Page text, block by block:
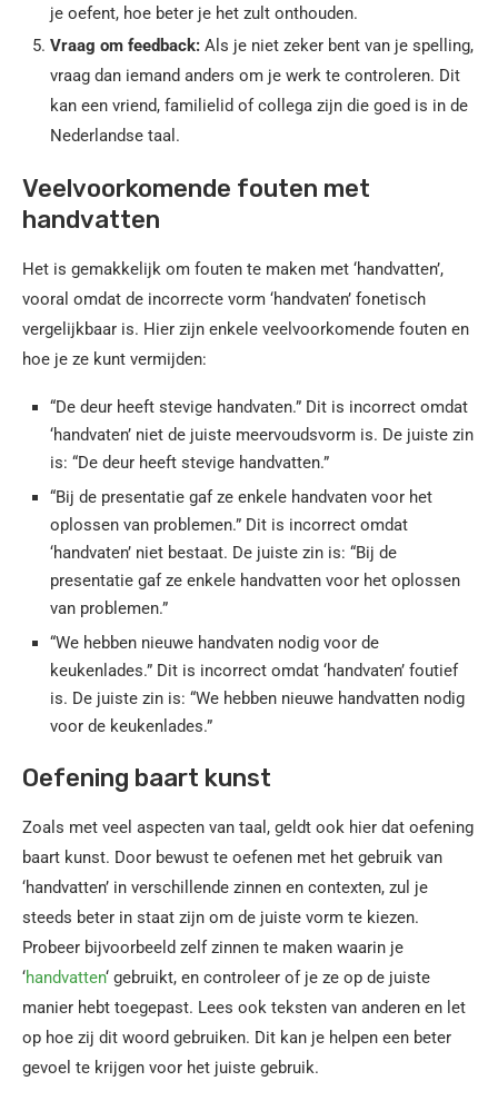
je oefent, hoe beter je het zult onthouden.
Vraag om feedback: Als je niet zeker bent van je spelling,
vraag dan iemand anders om je werk te controleren. Dit
kan een vriend, familielid of collega zijn die goed is in de
Nederlandse taal.
Veelvoorkomende fouten met
handvatten
Het is gemakkelijk om fouten te maken met ‘handvatten’,
vooral omdat de incorrecte vorm ‘handvaten’ fonetisch
vergelijkbaar is. Hier zijn enkele veelvoorkomende fouten en
hoe je ze kunt vermijden:
“De deur heeft stevige handvaten.” Dit is incorrect omdat
‘handvaten’ niet de juiste meervoudsvorm is. De juiste zin
is: “De deur heeft stevige handvatten.”
“Bij de presentatie gaf ze enkele handvaten voor het
oplossen van problemen.” Dit is incorrect omdat
‘handvaten’ niet bestaat. De juiste zin is: “Bij de
presentatie gaf ze enkele handvatten voor het oplossen
van problemen.”
“We hebben nieuwe handvaten nodig voor de
keukenlades.” Dit is incorrect omdat ‘handvaten’ foutief
is. De juiste zin is: “We hebben nieuwe handvatten nodig
voor de keukenlades.”
Oefening baart kunst
Zoals met veel aspecten van taal, geldt ook hier dat oefening
baart kunst. Door bewust te oefenen met het gebruik van
‘handvatten’ in verschillende zinnen en contexten, zul je
steeds beter in staat zijn om de juiste vorm te kiezen.
Probeer bijvoorbeeld zelf zinnen te maken waarin je
‘handvatten‘ gebruikt, en controleer of je ze op de juiste
manier hebt toegepast. Lees ook teksten van anderen en let
op hoe zij dit woord gebruiken. Dit kan je helpen een beter
gevoel te krijgen voor het juiste gebruik.